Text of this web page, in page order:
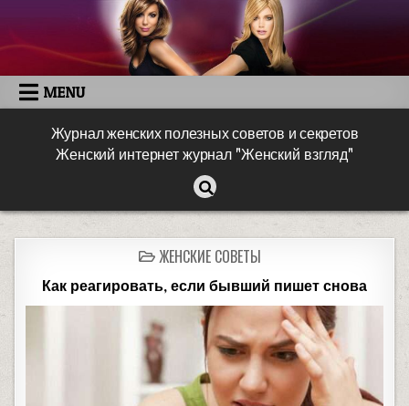
MENU
Журнал женских полезных советов и секретов
Женский интернет журнал "Женский взгляд"
ЖЕНСКИЕ СОВЕТЫ
Как реагировать, если бывший пишет снова